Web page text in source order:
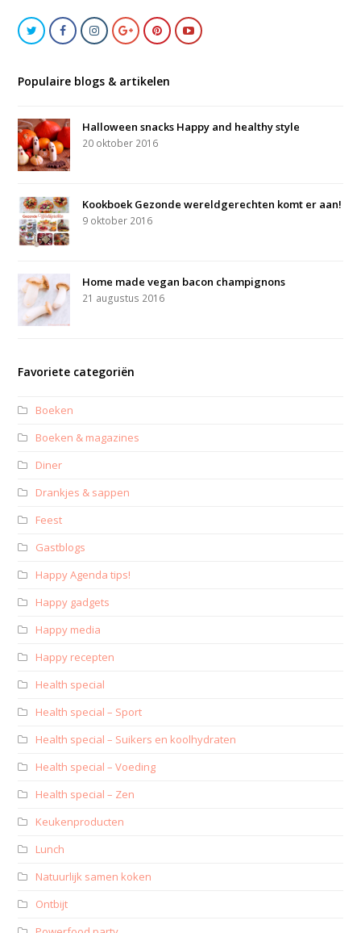
Populaire blogs & artikelen
Halloween snacks Happy and healthy style
20 oktober 2016
Kookboek Gezonde wereldgerechten komt er aan!
9 oktober 2016
Home made vegan bacon champignons
21 augustus 2016
Favoriete categoriën
Boeken
Boeken & magazines
Diner
Drankjes & sappen
Feest
Gastblogs
Happy Agenda tips!
Happy gadgets
Happy media
Happy recepten
Health special
Health special – Sport
Health special – Suikers en koolhydraten
Health special – Voeding
Health special – Zen
Keukenproducten
Lunch
Natuurlijk samen koken
Ontbijt